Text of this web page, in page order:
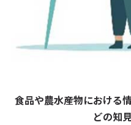
食品や農水産物における
どの知